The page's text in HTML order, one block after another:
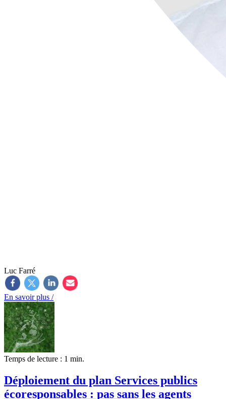
Luc Farré
En savoir plus /
Temps de lecture : 1 min.
Déploiement du plan Services publics
écoresponsables : pas sans les agents